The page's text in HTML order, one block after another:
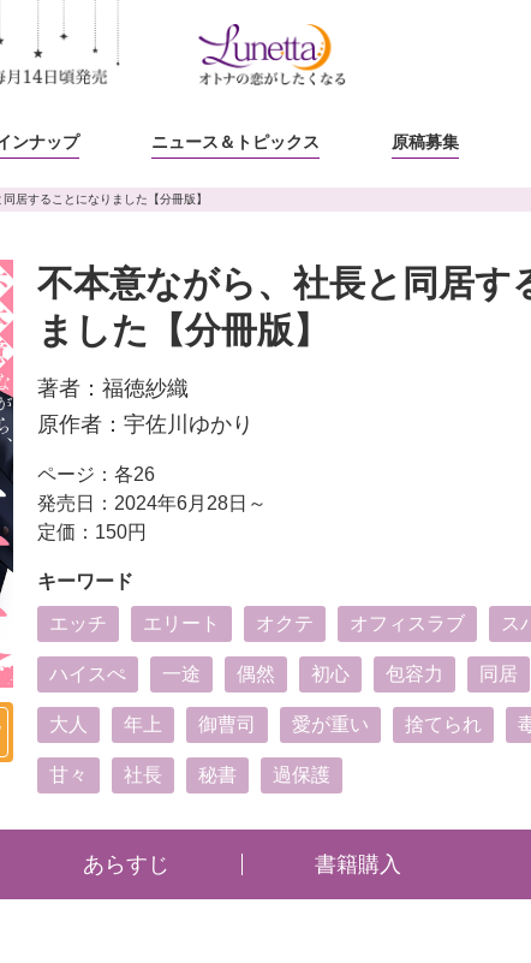
ンナップ ニュース ＆トピックス 原稿募集
居することになりました【分冊版】
不本意ながら、社長と同居す
ました【分冊版】
著者： 福徳紗織
原作者： 宇佐川ゆかり
ページ：各26
発売日：2024年6月28日～
定価：150円
キーワード
エッチ エリート オクテ オフィスラブ ス
ハイスぺ 一途 偶然 初心 包容力 同居
大人 年上 御曹司 愛が重い 捨てられ
甘々 社長 秘書 過保護
あらすじ 書籍購入